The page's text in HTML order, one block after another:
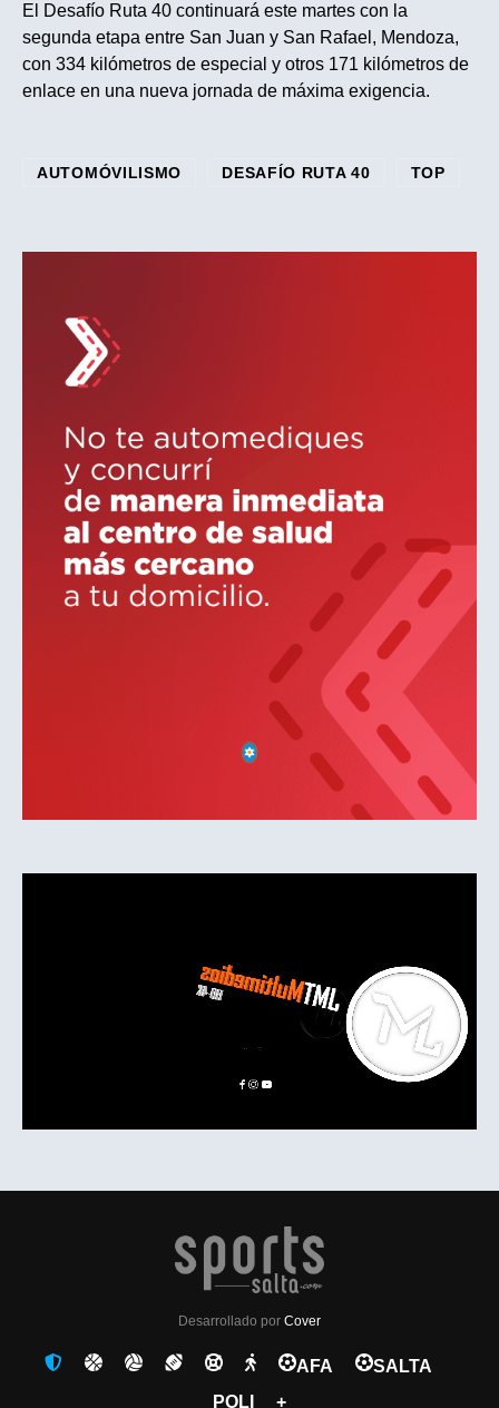
El Desafío Ruta 40 continuará este martes con la
segunda etapa entre San Juan y San Rafael, Mendoza,
con 334 kilómetros de especial y otros 171 kilómetros de
enlace en una nueva jornada de máxima exigencia.
AUTOMÓVILISMO DESAFÍO RUTA 40 TOP
Desarrollado por Cover
AFA
SALTA
POLI
+